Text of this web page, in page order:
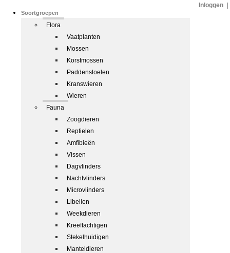
Soortgroepen
Flora
Vaatplanten
Mossen
Korstmossen
Paddenstoelen
Kranswieren
Wieren
Fauna
Zoogdieren
Reptielen
Amfibieën
Vissen
Dagvlinders
Nachtvlinders
Microvlinders
Libellen
Weekdieren
Kreeftachtigen
Stekelhuidigen
Manteldieren
Inloggen